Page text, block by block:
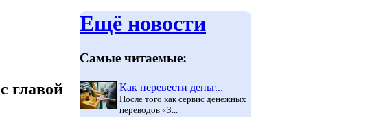
главой
Ещё новости
Самые читаемые:
Как перевести деньг...
После того как сервис денежных
переводов «З...